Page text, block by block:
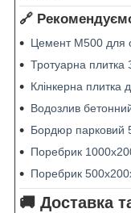
🔗
Цемент М500 для
Тротуарна
Клінкерна плитка
Водозлив
Бордюр парковий
Поребрик
Поребрик
🚚 Доставка